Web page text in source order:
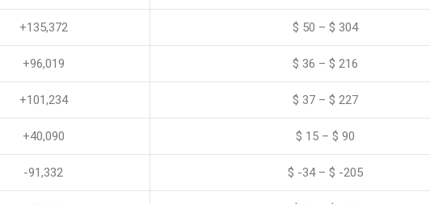
+135,372 $ 50 – $ 304
+96,019 $ 36 – $ 216
+101,234 $ 37 – $ 227
+40,090 $ 15 – $ 90
-91,332 $ -34 – $ -205